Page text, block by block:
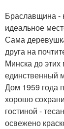
Браславщина -
идеальное
Сама
друга на
Минска до
единственный
Дом 1959 года
хорошо
гостиной -
освежено